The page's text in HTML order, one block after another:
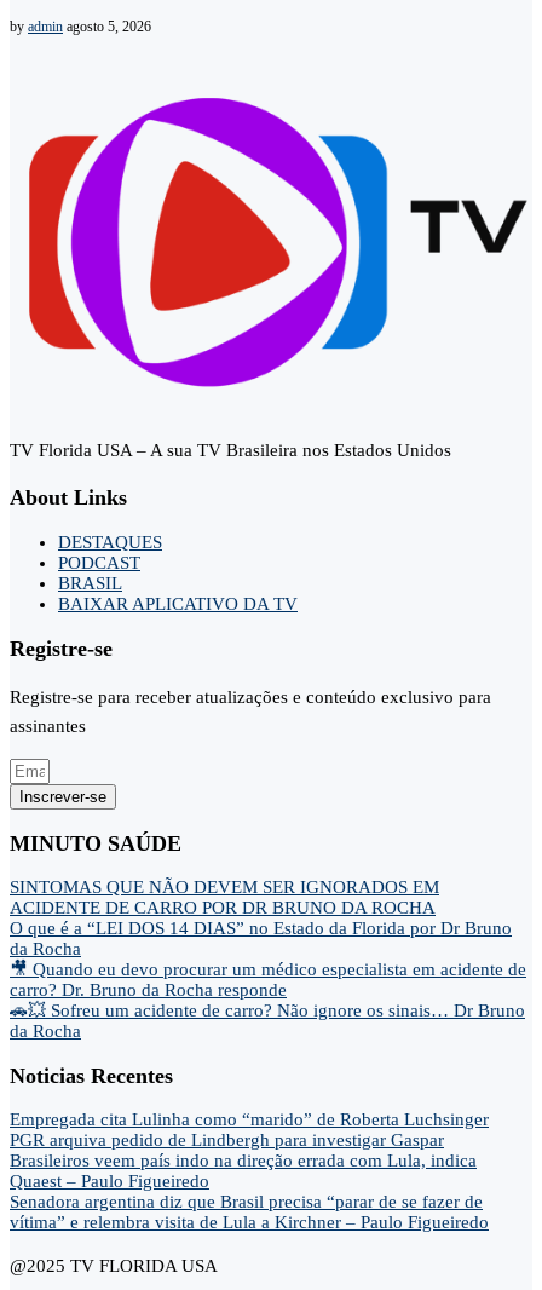
by admin agosto 5, 2026
TV Florida USA – A sua TV Brasileira nos Estados Unidos
About Links
DESTAQUES
PODCAST
BRASIL
BAIXAR APLICATIVO DA TV
Registre-se
Registre-se para receber atualizações e conteúdo exclusivo para
assinantes
Inscrever-se
MINUTO SAÚDE
SINTOMAS QUE NÃO DEVEM SER IGNORADOS EM
ACIDENTE DE CARRO POR DR BRUNO DA ROCHA
O que é a “LEI DOS 14 DIAS” no Estado da Florida por Dr Bruno
da Rocha
🎥 Quando eu devo procurar um médico especialista em acidente de
carro? Dr. Bruno da Rocha responde
🚗💥 Sofreu um acidente de carro? Não ignore os sinais… Dr Bruno
da Rocha
Noticias Recentes
Empregada cita Lulinha como “marido” de Roberta Luchsinger
PGR arquiva pedido de Lindbergh para investigar Gaspar
Brasileiros veem país indo na direção errada com Lula, indica
Quaest – Paulo Figueiredo
Senadora argentina diz que Brasil precisa “parar de se fazer de
vítima” e relembra visita de Lula a Kirchner – Paulo Figueiredo
@2025 TV FLORIDA USA